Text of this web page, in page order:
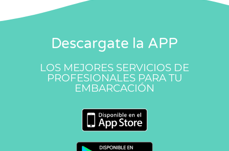
Descargate la APP
LOS MEJORES SERVICIOS DE
PROFESIONALES PARA TU
EMBARCACIÓN